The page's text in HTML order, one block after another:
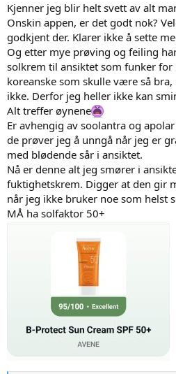
Kjenner jeg blir helt svett av alt
Onskin appen, er det godt nok?
godkjent der. Klarer ikke å sette
Og etter mye prøving og feiling
solkrem til ansiktet som funker
koreanske som skulle være så
ikke. Derfor jeg heller ikke kan
Alt treffer øynene
Er avhengig av soolantra og
de prøver jeg å unngå når jeg er
med blødende sår i ansiktet.
Nå er denne alt jeg smører i
fuktighetskrem. Digger at den gir
når jeg ikke bruker noe som helst
MÅ ha solfaktor 50+